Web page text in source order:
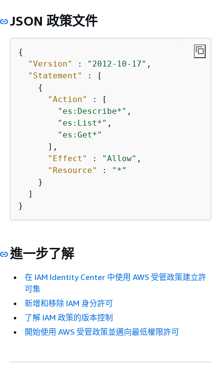
JSON 政策文件
{
"Version"
: "2012-10-17" ,
"Statement"
: [
{
"Action"
: [
"es:Describe*" ,
"es:List*" ,
"es:Get*"
      ],
"Effect"
: "Allow" ,
"Resource"
:
"*"
    }
  ]
}
進一步了解
在 IAM Identity Center 中使用 AWS 受管政策建立許
可集
新增和移除 IAM 身分許可
了解 IAM 政策的版本控制
開始使用 AWS 受管政策並邁向最低權限許可